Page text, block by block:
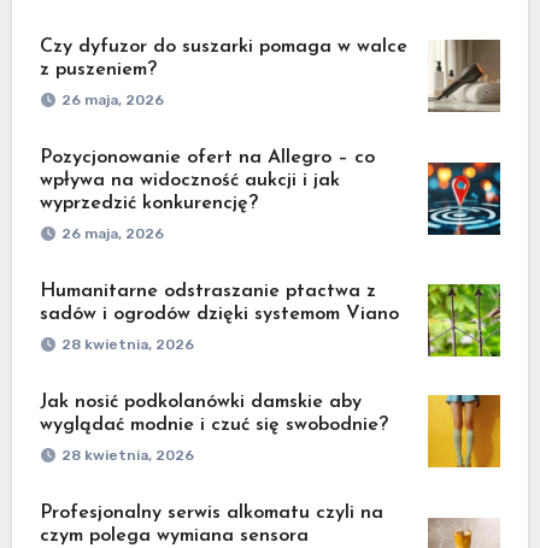
Czy dyfuzor do suszarki pomaga w walce
z puszeniem?
26 maja, 2026
Pozycjonowanie ofert na Allegro – co
wpływa na widoczność aukcji i jak
wyprzedzić konkurencję?
26 maja, 2026
Humanitarne odstraszanie ptactwa z
sadów i ogrodów dzięki systemom Viano
28 kwietnia, 2026
Jak nosić podkolanówki damskie aby
wyglądać modnie i czuć się swobodnie?
28 kwietnia, 2026
Profesjonalny serwis alkomatu czyli na
czym polega wymiana sensora